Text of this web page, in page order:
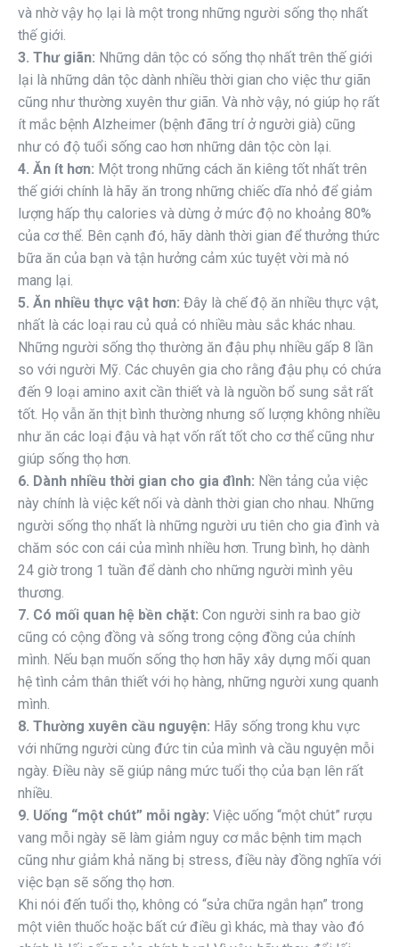
và nhờ vậy họ lại là một trong những người sống thọ nhất
thế giới.
3. Thư giãn: Những dân tộc có sống thọ nhất trên thế giới
lại là những dân tộc dành nhiều thời gian cho việc thư giãn
cũng như thường xuyên thư giãn. Và nhờ vậy, nó giúp họ rất
ít mắc bệnh Alzheimer (bệnh đãng trí ở người già) cũng
như có độ tuổi sống cao hơn những dân tộc còn lại.
4. Ăn ít hơn: Một trong những cách ăn kiêng tốt nhất trên
thế giới chính là hãy ăn trong những chiếc dĩa nhỏ để giảm
lượng hấp thụ calories và dừng ở mức độ no khoảng 80%
của cơ thể. Bên cạnh đó, hãy dành thời gian để thưởng thức
bữa ăn của bạn và tận hưởng cảm xúc tuyệt vời mà nó
mang lại.
5. Ăn nhiều thực vật hơn: Đây là chế độ ăn nhiều thực vật,
nhất là các loại rau củ quả có nhiều màu sắc khác nhau.
Những người sống thọ thường ăn đậu phụ nhiều gấp 8 lần
so với người Mỹ. Các chuyên gia cho rằng đậu phụ có chứa
đến 9 loại amino axit cần thiết và là nguồn bổ sung sắt rất
tốt. Họ vẫn ăn thịt bình thường nhưng số lượng không nhiều
như ăn các loại đậu và hạt vốn rất tốt cho cơ thể cũng như
giúp sống thọ hơn.
6. Dành nhiều thời gian cho gia đình: Nền tảng của việc
này chính là việc kết nối và dành thời gian cho nhau. Những
người sống thọ nhất là những người ưu tiên cho gia đình và
chăm sóc con cái của mình nhiều hơn. Trung bình, họ dành
24 giờ trong 1 tuần để dành cho những người mình yêu
thương.
7. Có mối quan hệ bền chặt: Con người sinh ra bao giờ
cũng có cộng đồng và sống trong cộng đồng của chính
mình. Nếu bạn muốn sống thọ hơn hãy xây dựng mối quan
hệ tình cảm thân thiết với họ hàng, những người xung quanh
mình.
8. Thường xuyên cầu nguyện: Hãy sống trong khu vực
với những người cùng đức tin của mình và cầu nguyện mỗi
ngày. Điều này sẽ giúp nâng mức tuổi thọ của bạn lên rất
nhiều.
9. Uống “một chút” mỗi ngày: Việc uống “một chút” rượu
vang mỗi ngày sẽ làm giảm nguy cơ mắc bệnh tim mạch
cũng như giảm khả năng bị stress, điều này đồng nghĩa với
việc bạn sẽ sống thọ hơn.
Khi nói đến tuổi thọ, không có “sửa chữa ngắn hạn” trong
một viên thuốc hoặc bất cứ điều gì khác, mà thay vào đó